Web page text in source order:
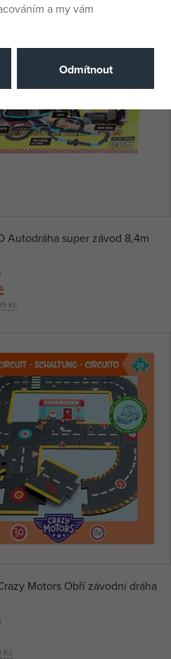
DRIVERO Autodráha super závod 8,4m
Kč
Motors Obří závodní dráha
Kč
a my vám
Odmítnout